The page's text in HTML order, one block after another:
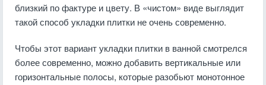
близкий по фактуре и цвету. В «чистом» виде выглядит
такой способ укладки плитки не очень современно.
Чтобы этот вариант укладки плитки в ванной смотрелся
более современно, можно добавить вертикальные или
горизонтальные полосы, которые разобьют монотонное